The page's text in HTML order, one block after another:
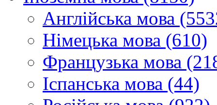
Англійська мова
Німецька мова (610)
Французька мова
Іспанська мова (44)